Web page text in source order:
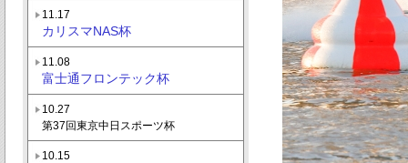
11.17
カリスマNAS杯
11.08
富士通フロンテック杯
10.27
第37回東京中日スポーツ杯
10.15